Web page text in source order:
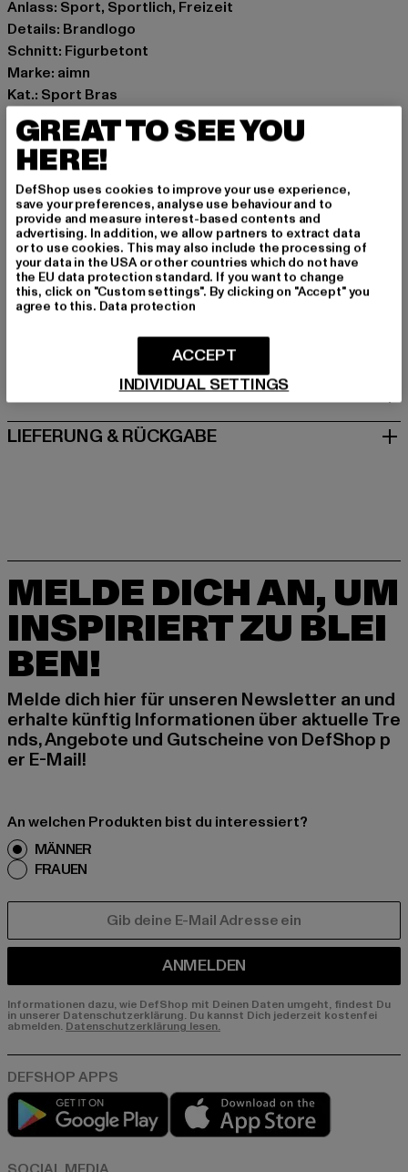
Anlass: Sport, Sportlich, Freizeit
Details: Brandlogo
Schnitt: Figurbetont
Marke: aimn
Kat.: Sport Bras
Farbe: weiß
Hersteller Farbe: white
Materialzusammensetzung: 73% Polyester, 27%
Elasthan
Art.Nr: PD00008473-00220
Hersteller: Urban Styles Agency GmbH & Co. KG |
agentur@urbanstylesagency.com
Schanzenstraße 41 | 51063 Köln | DE
GRÖSSE & PASSFORM
PFLEGEHINWEISE
LIEFERUNG & RÜCKGABE
MELDE DICH AN, UM
INSPIRIERT ZU BLEI
BEN!
Melde dich hier für unseren Newsletter an und
erhalte künftig Informationen über aktuelle Tre
nds, Angebote und Gutscheine von DefShop p
er E-Mail!
An welchen Produkten bist du interessiert?
MÄNNER
FRAUEN
ANMELDEN
Informationen dazu, wie DefShop mit Deinen Daten umgeht, findest Du
in unserer Datenschutzerklärung. Du kannst Dich jederzeit kostenfei
abmelden. Datenschutzerklärung lesen.
Play market
GREAT TO SEE YOU
HERE!
DefShop uses cookies to improve your use experience,
save your preferences, analyse use behaviour and to
provide and measure interest-based contents and
advertising. In addition, we allow partners to extract data
or to use cookies. This may also include the processing of
your data in the USA or other countries which do not have
the EU data protection standard. If you want to change
this, click on "Custom settings". By clicking on "Accept" you
agree to this. Data protection
INDIVIDUAL SETTINGS
ACCEPT